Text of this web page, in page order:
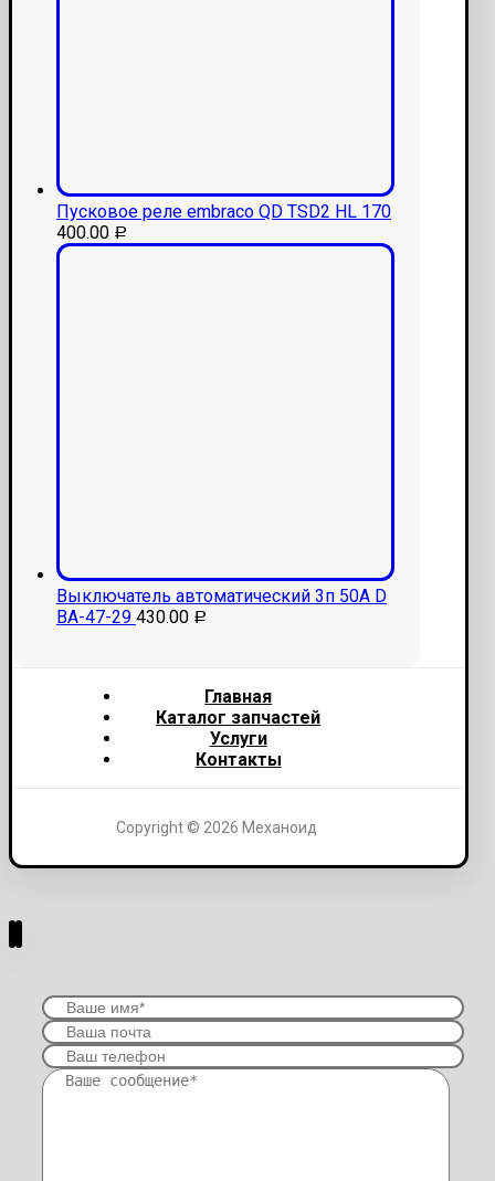
Пусковое реле embraco QD TSD2 НL 170
400.00 Р
Выключатель автоматический 3п 50А D
ВА-47-29 430.00 Р
Главная
Каталог запчастей
Услуги
Контакты
Copyright © 2026 Механоид